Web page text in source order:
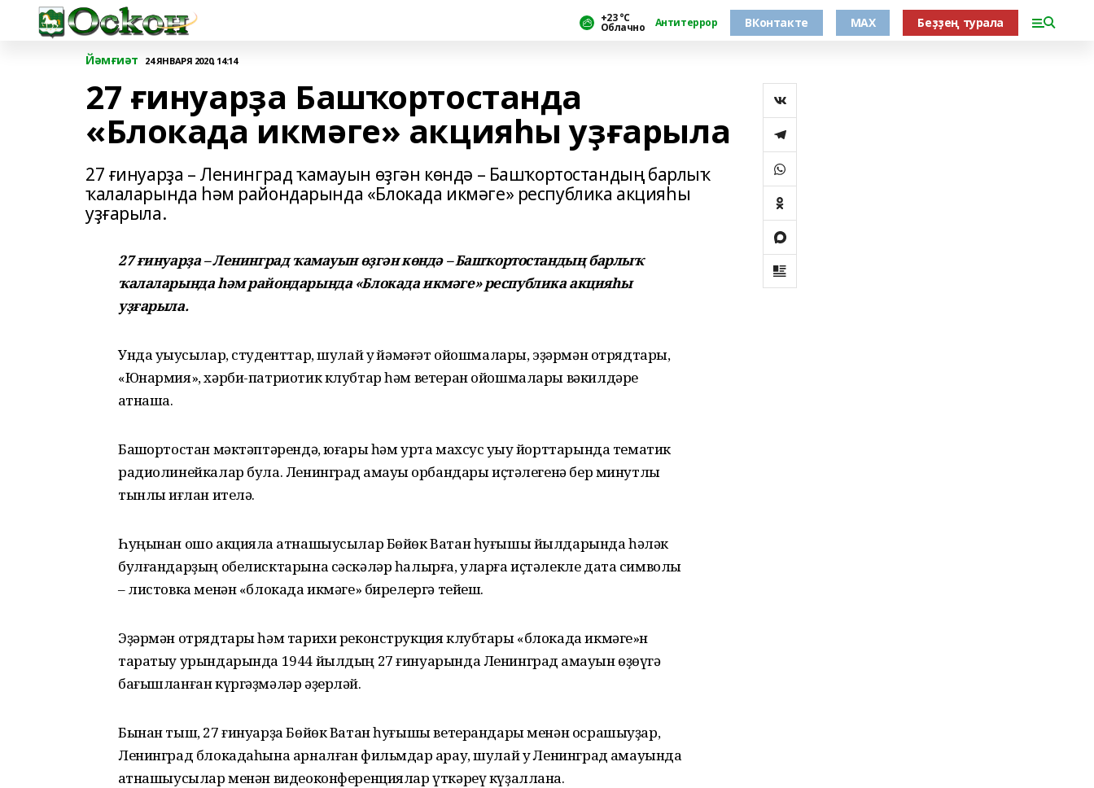
+23 °С
Облачно Антитеррор ВКонтакте MAX Беҙҙең турала
Йәмғиәт 24 ЯНВАРЯ 2020, 14:14
27 ғинуарҙа Башҡортостанда
«Блокада икмәге» акцияһы уҙғарыла
27 ғинуарҙа – Ленинград ҡамауын өҙгән көндә – Башҡортостандың барлыҡ
ҡалаларында һәм райондарында «Блокада икмәге» республика акцияһы
уҙғарыла.
27 ғинуарҙа – Ленинград ҡамауын өҙгән көндә – Башҡортостандың барлыҡ
ҡалаларында һәм райондарында «Блокада икмәге» республика акцияһы
уҙғарыла.
Унда уҡыусылар, студенттар, шулай уҡ йәмәғәт ойошмалары, эҙәрмән отрядтары,
«Юнармия», хәрби-патриотик клубтар һәм ветеран ойошмалары вәкилдәре
ҡатнаша.
Башҡортостан мәктәптәрендә, юғары һәм урта махсус уҡыу йорттарында тематик
радиолинейкалар була. Ленинград ҡамауы ҡорбандары иҫтәлегенә бер минутлыҡ
тынлыҡ иғлан ителә.
Һуңынан ошо акцияла ҡатнашыусылар Бөйөк Ватан һуғышы йылдарында һәләк
булғандарҙың обелисктарына сәскәләр һалырға, уларға иҫтәлекле дата символы
– листовка менән «блокада икмәге» бирелергә тейеш.
Эҙәрмән отрядтары һәм тарихи реконструкция клубтары «блокада икмәге»н
таратыу урындарында 1944 йылдың 27 ғинуарында Ленинград ҡамауын өҙөүгә
бағышланған күргәҙмәләр әҙерләй.
Бынан тыш, 27 ғинуарҙа Бөйөк Ватан һуғышы ветерандары менән осрашыуҙар,
Ленинград блокадаһына арналған фильмдар ҡарау, шулай уҡ Ленинград ҡамауында
ҡатнашыусылар менән видеоконференциялар үткәреү күҙаллана.